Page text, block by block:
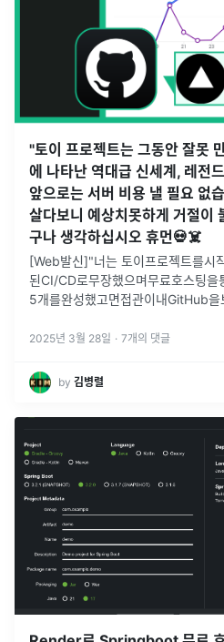
"토이 프로젝트는 그동안 잘못
에 나타난 역대급 신세계, 레전
앞으로는 서버 비용 낼 필요 없
살다보니 예상치못하게 거절이
구나 생각하십시오 휴먼💀☠️
[Web발신]"너는 토이프로젝트를시
된CI/CD로무장했으며무료호스팅을
5개를완성했고면접관이내GitHub을
데심지어두번째면접에서는토이프...
2025년 3월 28일 · 7개의 댓글
by 김병렬